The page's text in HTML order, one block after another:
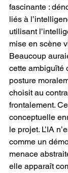
fascinante :
liés à
utilisant
mise en scène
Beaucoup
cette ambiguïté
posture
choisit au
frontalement.
conceptuelle
le projet. L’IA
comme un
menace
elle apparaît